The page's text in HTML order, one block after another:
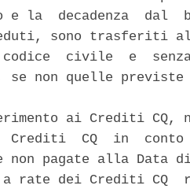
e la  decadenza  dal
sono trasferiti al
civile  e
se non quelle previste
ai Crediti CQ,
Crediti  CQ  in
non pagate alla Data
a rate dei Crediti CQ